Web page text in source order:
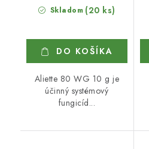
Skladom (20 ks)
DO KOŠÍKA
Aliette 80 WG 10 g je
účinný systémový
fungicíd...